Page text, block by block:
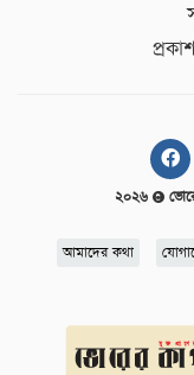
২০২৬
আমাদের কথা